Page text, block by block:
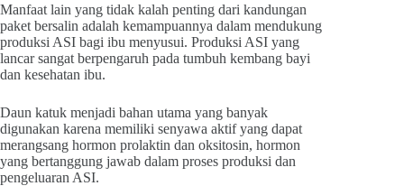
Manfaat lain yang tidak kalah penting dari kandungan
paket bersalin adalah kemampuannya dalam mendukung
produksi ASI bagi ibu menyusui. Produksi ASI yang
lancar sangat berpengaruh pada tumbuh kembang bayi
dan kesehatan ibu.
Daun katuk menjadi bahan utama yang banyak
digunakan karena memiliki senyawa aktif yang dapat
merangsang hormon prolaktin dan oksitosin, hormon
yang bertanggung jawab dalam proses produksi dan
pengeluaran ASI.